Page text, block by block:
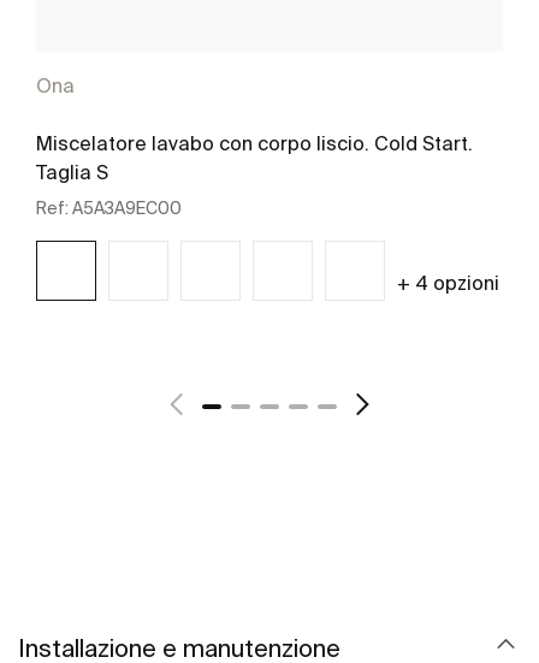
Ona
Miscelatore lavabo con corpo liscio. Cold Start.
Taglia S
Ref: A5A3A9EC00
+ 4 opzioni
Installazione e manutenzione